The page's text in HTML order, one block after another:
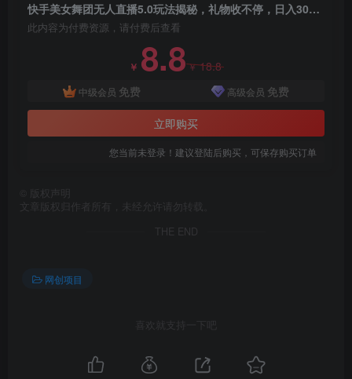
快手美女舞团无人直播5.0玩法揭秘，礼物收不停，日入3000+，内附多重防…
此内容为付费资源，请付费后查看
￥ 8.8￥18.8
中级会员 免费 高级会员 免费
立即购买
您当前未登录！建议登陆后购买，可保存购买订单
版权声明
文章版权归作者所有，未经允许请勿转载。
THE END
网创项目
喜欢就支持一下吧